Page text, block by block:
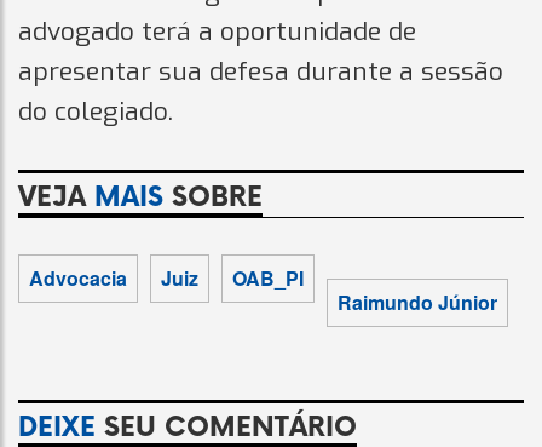
advogado terá a oportunidade de
apresentar sua defesa durante a sessão
do colegiado.
VEJA MAIS SOBRE
Advocacia Juiz
OAB_PI
Raimundo Júnior
DEIXE SEU COMENTÁRIO